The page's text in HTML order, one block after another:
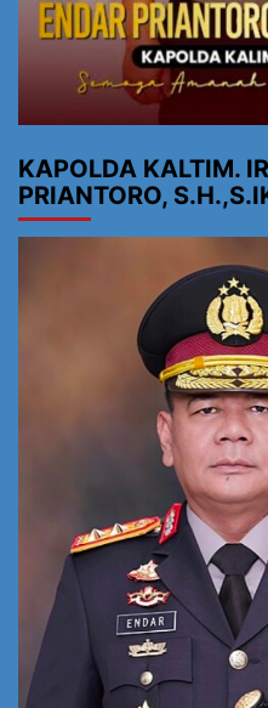
KAPOLDA KALTIM.
PRIANTORO,